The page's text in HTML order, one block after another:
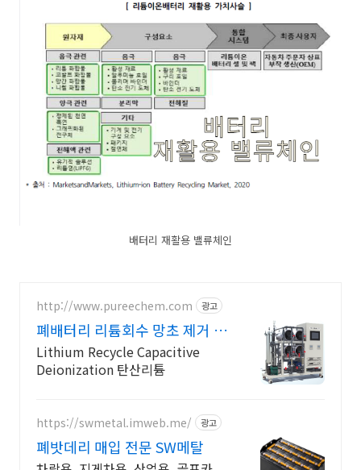
배터리 재활용 밸류체인
http://www.pureechem.com 광고
폐배터리 리튬회수 망초 제거 축
전식 탈염/ 농축/ 퓨리켐
Lithium Recycle Capacitive
Deionization 탄산리튬
https://swmetal.imweb.me/ 광고
폐밧데리 매입 전문 SW메탈